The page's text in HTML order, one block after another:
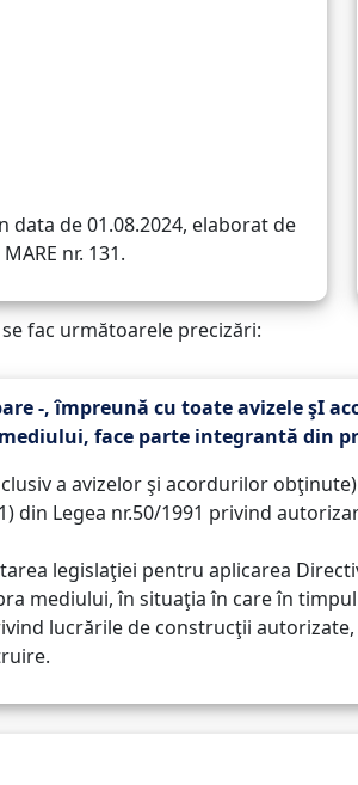
de 01.08.2024, elaborat de
nr. 131.
fac următoarele precizări:
-, împreună cu toate avizele şI
face parte integrantă din
a avizelor şi acordurilor
din Legea nr.50/1991 privind
legislaţiei pentru aplicarea
mediului, în situaţia în care în
lucrările de construcţii autorizate,